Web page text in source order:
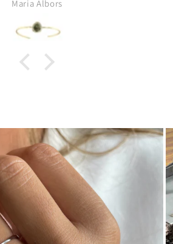
Maria Albors